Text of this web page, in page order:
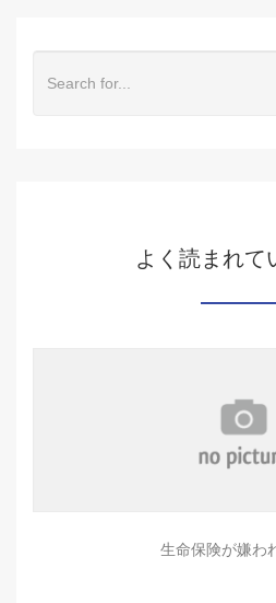
よく読まれて
生命保険が嫌わ